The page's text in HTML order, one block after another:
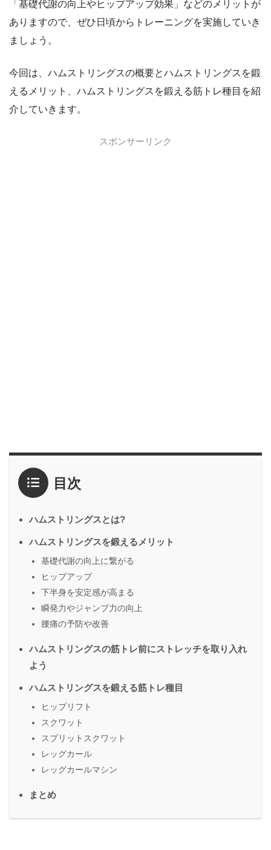
「基礎代謝の向上やヒップアップ効果」などのメリットが
ありますので、ぜひ日頃からトレーニングを実施していき
ましょう。
今回は、ハムストリングスの概要とハムストリングスを鍛
えるメリット、ハムストリングスを鍛える筋トレ種目を紹
介していきます。
スポンサーリンク
目次
ハムストリングスとは?
ハムストリングスを鍛えるメリット
基礎代謝の向上に繋がる
ヒップアップ
下半身を安定感が高まる
瞬発力やジャンプ力の向上
腰痛の予防や改善
ハムストリングスの筋トレ前にストレッチを取り入れ
よう
ハムストリングスを鍛える筋トレ種目
ヒップリフト
スクワット
スプリットスクワット
レッグカール
レッグカールマシン
まとめ